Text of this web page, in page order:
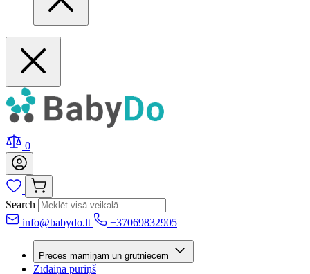
0
Search
info@babydo.lt
+37069832905
Preces māmiņām un grūtniecēm
Zīdaiņa pūriņš